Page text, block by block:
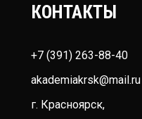
КОНТАКТЫ
+7 (391) 263-88-40
akademiakrsk@mail.ru
г. Красноярск,